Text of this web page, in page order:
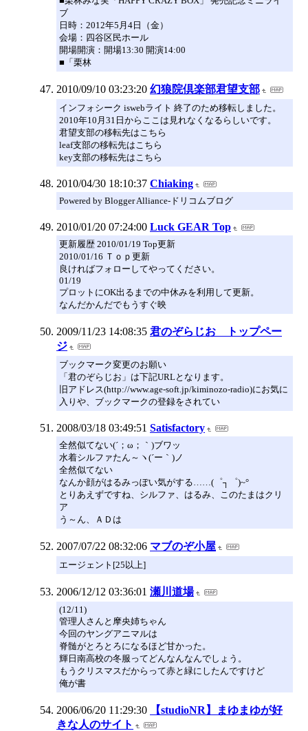
ブ
日時：2012年5月4日（金）
会場：四谷区民ホール
開場開演：開場13:30 開演14:00
■「栗林
2010/09/10 03:23:20 幻狼院倶楽部君望支部
インフォシーク iswebライト 終了のため移転しました。
2010年10月31日からここは見れなくなるらしいです。
君望支部の移転先はこちら
leaf支部の移転先はこちら
key支部の移転先はこちら
2010/04/30 18:10:37 Chiaking
Powered by Blogger Alliance-ドリコムブログ
2010/01/20 07:24:00 Luck GEAR Top
更新履歴 2010/01/19 Top更新
2010/01/16 Ｔｏｐ更新
良ければフォローしてやってください。
01/19
プロットにOK出るまでの中休みを利用して更新。
なんだかんだでもうすぐ映
2009/11/23 14:08:35 君のぞらじお トップペー
ジ
ブックマーク変更のお願い
「君のぞらじお」は下記URLとなります。
旧アドレス(http://www.age-soft.jp/kiminozo-radio)にお気に
入りや、ブックマークの登録をされてい
2008/03/18 03:49:51 Satisfactory
全然似てない(´；ω；｀)ブワッ
水着シルファたん～ヽ(´ー｀)ノ
全然似てない
なんか顔がはるみっぽい気がする……(゜┐゜)~°
とりあえずですね、シルファ、はるみ、このたまはクリ
ア
う～ん、ＡＤは
2007/07/22 08:32:06 マブのぞ小屋
エージェント[25以上]
2006/12/12 03:36:01 瀬川道場
(12/11)
管理人さんと摩央姉ちゃん
今回のヤングアニマルは
脊髄がとろとろになるほど甘かった。
輝日南高校の冬服ってどんなんなんでしょう。
もうクリスマスだからって赤と緑にしたんですけど
俺が書
2006/06/20 11:29:30
【studioNR】まゆまゆが好
きな人のサイト